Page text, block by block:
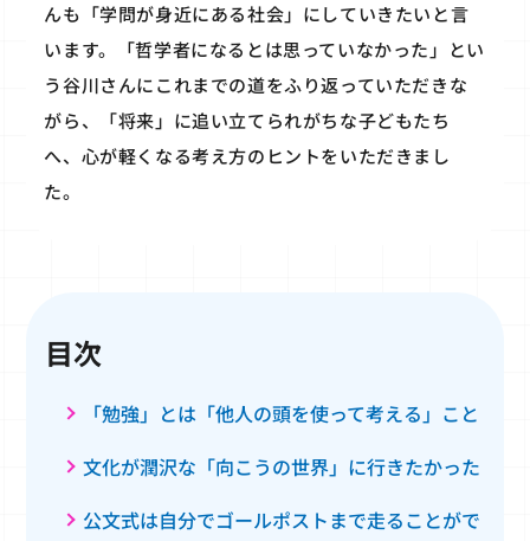
んも「学問が身近にある社会」にしていきたいと言
います。「哲学者になるとは思っていなかった」とい
う谷川さんにこれまでの道をふり返っていただきな
がら、「将来」に追い立てられがちな子どもたち
へ、心が軽くなる考え方のヒントをいただきまし
た。
目次
「勉強」とは「他人の頭を使って考える」こと
文化が潤沢な「向こうの世界」に行きたかった
公文式は自分でゴールポストまで走ることがで